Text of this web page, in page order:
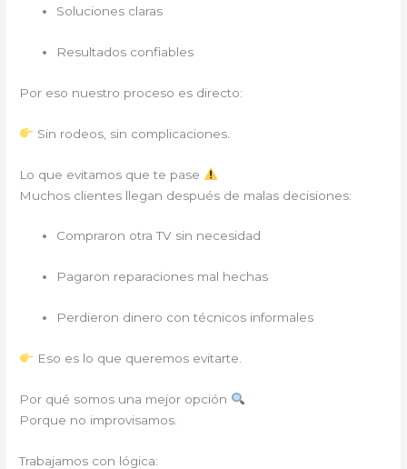
Soluciones claras
Resultados confiables
Por eso nuestro proceso es directo:
Sin rodeos, sin complicaciones.
Lo que evitamos que te pase
Muchos clientes llegan después de malas decisiones:
Compraron otra TV sin necesidad
Pagaron reparaciones mal hechas
Perdieron dinero con técnicos informales
Eso es lo que queremos evitarte.
Por qué somos una mejor opción
Porque no improvisamos.
Trabajamos con lógica: